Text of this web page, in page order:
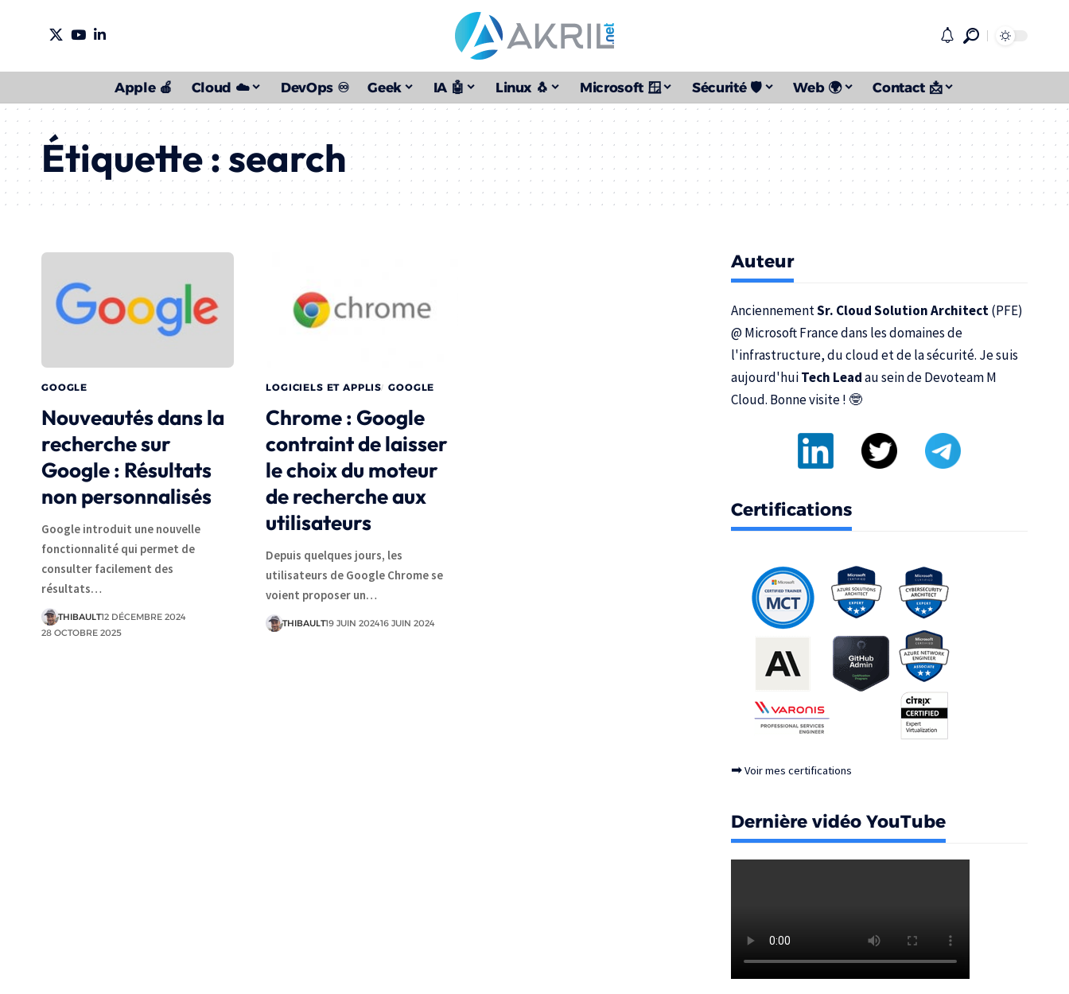
Apple 🍎 Cloud ☁️ DevOps ♾️ Geek IA 🤖 Linux 🐧 Microsoft 🪟 Sécurité 🛡️ Web 🌍 Contact 📩
Étiquette :search
GOOGLE
Nouveautés dans la
recherche sur
Google : Résultats
non personnalisés
Google introduit une nouvelle
fonctionnalité qui permet de
consulter facilement des
résultats…
THIBAULT12 DÉCEMBRE 2024
28 OCTOBRE 2025
LOGICIELS ET APPLIS GOOGLE
Chrome : Google
contraint de laisser
le choix du moteur
de recherche aux
utilisateurs
Depuis quelques jours, les
utilisateurs de Google Chrome se
voient proposer un…
THIBAULT19 JUIN 202416 JUIN 2024
Auteur
AnciennementSr. Cloud Solution Architect(PFE)
@ Microsoft Francedans les domaines de
l'infrastructure, du cloud et de la sécurité. Je suis
aujourd'huiTech Leadau sein deDevoteam M
Cloud. Bonne visite ! 🤓
Certifications
➡Voir mes certifications
Dernière vidéo YouTube